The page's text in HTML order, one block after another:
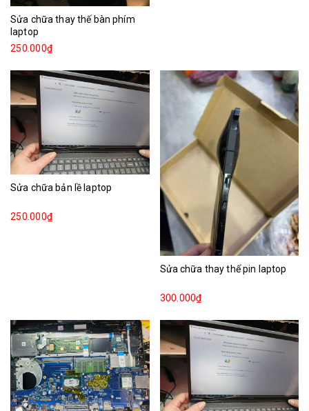
Sửa chữa thay thế bàn phím
laptop
250.000₫
Sửa chữa bản lề laptop
250.000₫
Sửa chữa thay thế pin laptop
300.000₫